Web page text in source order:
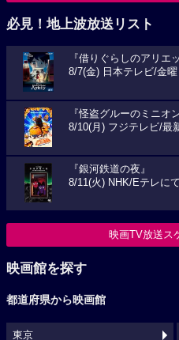
必見！地上波放送リスト
『借りぐらしのアリエ
8/7(金) 日本テレビ/金
『怪盗グルーのミニオ
8/10(月) フジテレビ/最
『銀河鉄道の夜』
8/11(火) NHK/Eテレに
映画TV放送ス
映画館を探す
都道府県から映画館
東京